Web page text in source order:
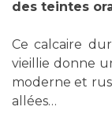
des teintes
Ce calcaire
vieillie donne
moderne et
allées…